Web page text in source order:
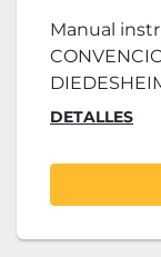
Manual
DETALLES